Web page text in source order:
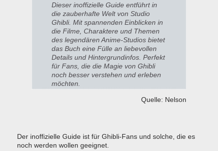
Dieser inoffizielle Guide entführt in
die zauberhafte Welt von Studio
Ghibli. Mit spannenden Einblicken in
die Filme, Charaktere und Themen
des legendären Anime-Studios bietet
das Buch eine Fülle an liebevollen
Details und Hintergrundinfos. Perfekt
für Fans, die die Magie von Ghibli
noch besser verstehen und erleben
möchten.
Quelle: Nelson
Der inoffizielle Guide ist für Ghibli-Fans und solche, die es
noch werden wollen geeignet.